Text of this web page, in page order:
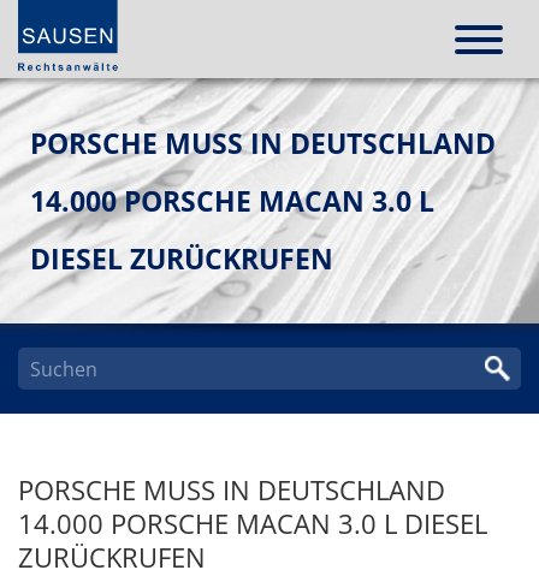
PORSCHE MUSS IN DEUTSCHLAND
14.000 PORSCHE MACAN 3.0 L
DIESEL ZURÜCKRUFEN
PORSCHE MUSS IN DEUTSCHLAND
14.000 PORSCHE MACAN 3.0 L DIESEL
ZURÜCKRUFEN